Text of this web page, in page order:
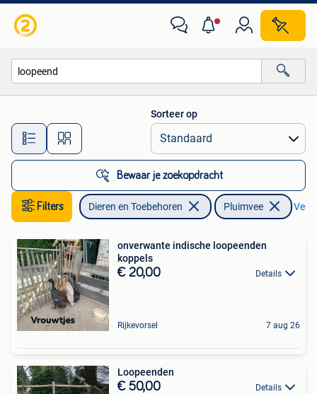
Alle afstanden…
Sorteer op
Bewaar je zoekopdracht
Filters Dieren en Toebehoren Pluimvee
onverwante indische loopeenden
koppels
€ 20,00 Details
Rijkevorsel 7 aug 26
Loopeenden
€ 50,00 Details